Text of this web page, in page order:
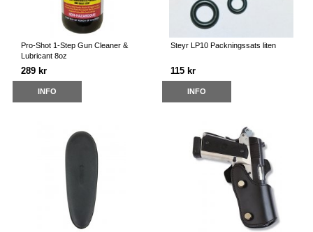
Pro-Shot 1-Step Gun Cleaner &
Lubricant 8oz
289 kr
INFO
Steyr LP10 Packningssats liten
115 kr
INFO